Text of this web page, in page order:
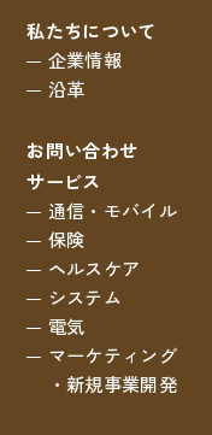
私たちについて
企業情報
沿革
お問い合わせ
サービス
通信・モバイル
保険
ヘルスケア
システム
電気
マーケティング
・新規事業開発